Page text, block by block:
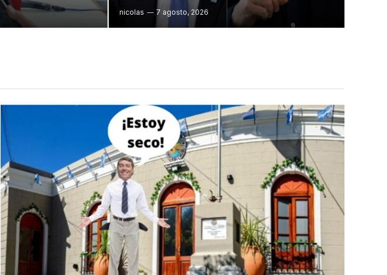
nicolas 7 agosto, 2026